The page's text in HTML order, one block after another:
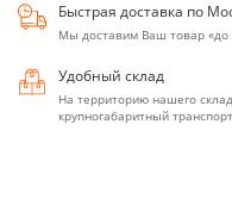
Быстрая доставка по
Мы доставим Ваш товар «до
Удобный склад
На территорию нашего
крупногабаритный транспорт